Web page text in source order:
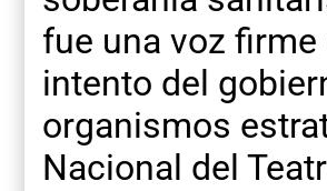
fue una voz
intento del
organismos
Nacional del